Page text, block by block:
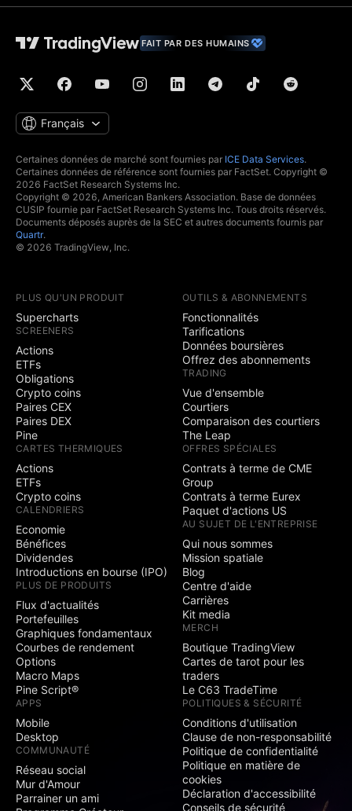
FAIT PAR DES HUMAINS
Français
Certaines données de marché sont fournies par ICE Data Services.
Certaines données de référence sont fournies par FactSet. Copyright ©
2026 FactSet Research Systems Inc.
Copyright © 2026, American Bankers Association. Base de données
CUSIP fournie par FactSet Research Systems Inc. Tous droits réservés.
Documents déposés auprès de la SEC et autres documents fournis par
Quartr.
© 2026 TradingView, Inc.
PLUS QU'UN PRODUIT
Supercharts
SCREENERS
Actions
ETFs
Obligations
Crypto coins
Paires CEX
Paires DEX
Pine
CARTES THERMIQUES
Actions
ETFs
Crypto coins
CALENDRIERS
Economie
Bénéfices
Dividendes
Introductions en bourse (IPO)
PLUS DE PRODUITS
Flux d'actualités
Portefeuilles
Graphiques fondamentaux
Courbes de rendement
Options
Macro Maps
Pine Script®
APPS
Mobile
Desktop
COMMUNAUTÉ
Réseau social
Mur d'Amour
Parrainer un ami
OUTILS & ABONNEMENTS
Fonctionnalités
Tarifications
Données boursières
Offrez des abonnements
TRADING
Vue d'ensemble
Courtiers
Comparaison des courtiers
The Leap
OFFRES SPÉCIALES
Contrats à terme de CME
Group
Contrats à terme Eurex
Paquet d'actions US
AU SUJET DE L'ENTREPRISE
Qui nous sommes
Mission spatiale
Blog
Centre d'aide
Carrières
Kit media
MERCH
Boutique TradingView
Cartes de tarot pour les
traders
Le C63 TradeTime
POLITIQUES & SÉCURITÉ
Conditions d'utilisation
Clause de non-responsabilité
Politique de confidentialité
Politique en matière de
cookies
Déclaration d'accessibilité
Conseils de sécurité